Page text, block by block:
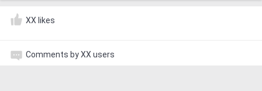
XX likes
Comments by XX users